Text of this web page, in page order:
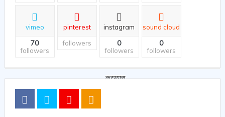
vimeo
70
followers
pinterest
followers
instagram
0
followers
sound cloud
0
followers